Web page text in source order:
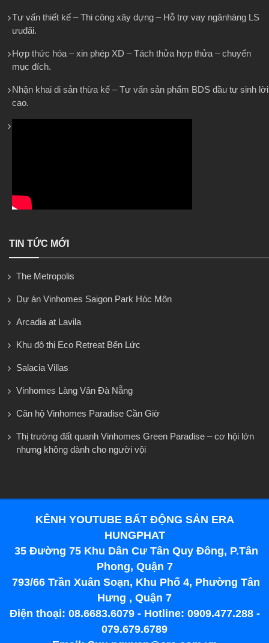
Tư vấn thiết kế – Thi công xây dựng – Hỗ trợ vay ngânhàng LS
ưuđãi.
Hợp thức hóa – xin phép XD – Tách thửa hợp thửa – chuyển
mục đích.
Nhận khai di sản thừa kế – Tư vấn sản phẩm BDS đầu tư sinh lời
cao.
TIN TỨC MỚI
The Metropolis
Dự án Vinhomes Saigon Park Hóc Môn
Arcadia at Lavila
Khu đô thị Eco Retreat Bến Lức
Salacia Villas
Vinhomes Làng Vân Đà Nẵng
Căn hộ Vinhomes Paradise Cần Giờ
Thị trường đất quanh Vinhomes Green Paradise – cơ hội lớn
nhưng không dành cho người vội
KÊNH YOUTUBE BẤT ĐỘNG SẢN ERA
HUNGPHAT
35 Đường 75 Khu Dân Cư Tân Quy Đông, P.Tân
Phong, Quận 7
793/66 Trần Xuân Soạn, Khu Phố 4, Phường Tân
Hưng , Quận 7
Điện thoại: 08.6683.6079 - Hotline: 0909.477.288 -
079.679.6789